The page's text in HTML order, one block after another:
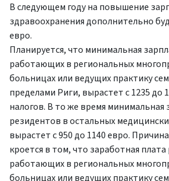
В следующем году на повышение
здравоохранения дополнительно
евро.
Планируется, что минимальная
работающих в региональных
больницах или ведущих практику
пределами Риги, вырастет с 1235 до
налогов. В то же время минимальная
резидентов в остальных
вырастет с 950 до 1140 евро.
кроется в том, что заработная
работающих в региональных
больницах или ведущих практику